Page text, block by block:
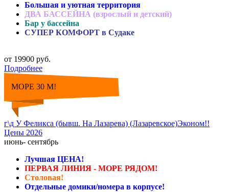
Большая и уютная территория
ДВА БАССЕЙНА (взрослый и детский)
Бар у бассейна
СУПЕР КОМФОРТ в Судаке
от 19900 руб.
Подробнее
МОРЕ 30 М!
г\д У Феликса (бывш. На Лазарева) (Лазаревское)Эконом!!
Цены 2026
июнь- сентябрь
Лучшая ЦЕНА!
ПЕРВАЯ ЛИНИЯ - МОРЕ РЯДОМ!
Столовая!
Отдельные домики/номера в корпусе!